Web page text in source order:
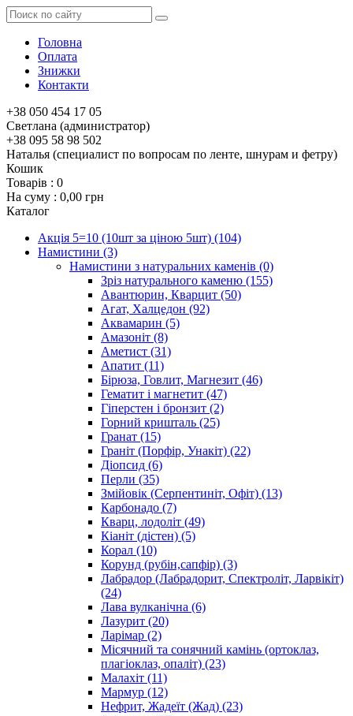
Головна
Оплата
Знижки
Контакти
+38 050 454 17 05
Светлана (администратор)
+38 095 58 98 502
Наталья (специалист по вопросам по ленте, шнурам и фетру)
Кошик
Товарів : 0
На суму : 0,00 грн
Каталог
Акція 5=10 (10шт за ціною 5шт) (104)
Намистини (3)
Намистини з натуральних каменів (0)
Зріз натурального каменю (155)
Авантюрин, Кварцит (50)
Агат, Халцедон (92)
Аквамарин (5)
Амазоніт (8)
Аметист (31)
Апатит (11)
Бірюза, Говлит, Магнезит (46)
Гематит і магнетит (47)
Гіперстен і бронзит (2)
Горний кришталь (25)
Гранат (15)
Граніт (Порфір, Унакіт) (22)
Діопсид (6)
Перли (35)
Змійовік (Серпентиніт, Офіт) (13)
Карбонадо (7)
Кварц, лодоліт (49)
Кіаніт (дістен) (5)
Корал (10)
Корунд (рубін,сапфір) (3)
Лабрадор (Лабрадорит, Спектроліт, Ларвікіт)
(24)
Лава вулканічна (6)
Лазурит (20)
Ларімар (2)
Місячний та сонячний камінь (ортоклаз,
плагіоклаз, опаліт) (23)
Малахіт (11)
Мармур (12)
Нефрит, Жадеїт (Жад) (23)